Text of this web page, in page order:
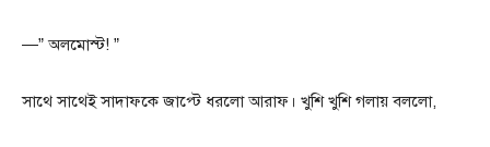
—” অলমোস্ট! ”
সাথে সাথেই সাদাফকে জাপ্টে ধরলো আরাফ। খুশি খুশি গলায় বললো,